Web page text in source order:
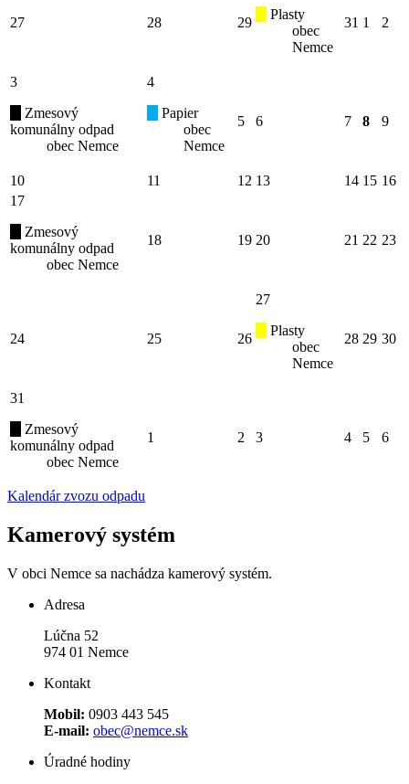
27 28 29
Plasty
obec
Nemce
31 1 2
3
Zmesový
komunálny odpad
obec Nemce
4
Papier
obec
Nemce
5 6 7 8 9
10 11 12 13 14 15 16
17
Zmesový
komunálny odpad
obec Nemce
18 19 20 21 22 23
24 25 26
27
Plasty
obec
Nemce
28 29 30
31
Zmesový
komunálny odpad
obec Nemce
1 2 3 4 5 6
Kalendár zvozu odpadu
Kamerový systém
V obci Nemce sa nachádza kamerový systém.
Adresa
Lúčna 52
974 01 Nemce
Kontakt
Mobil: 0903 443 545
E-mail: obec@nemce.sk
Úradné hodiny